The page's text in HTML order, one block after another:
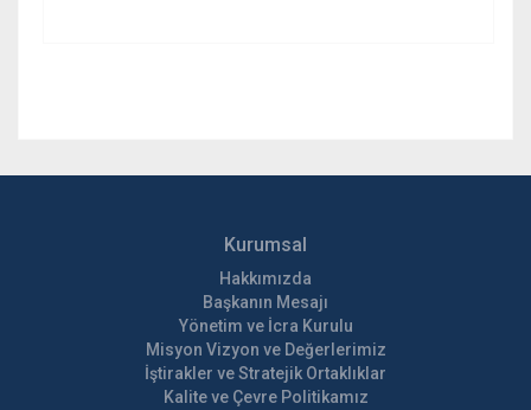
Kurumsal
Hakkımızda
Başkanın Mesajı
Yönetim ve İcra Kurulu
Misyon Vizyon ve Değerlerimiz
İştirakler ve Stratejik Ortaklıklar
Kalite ve Çevre Politikamız